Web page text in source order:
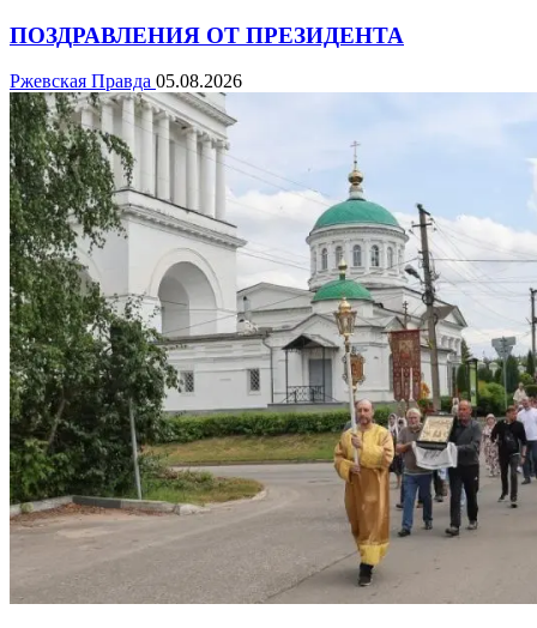
ПОЗДРАВЛЕНИЯ ОТ ПРЕЗИДЕНТА
Ржевская Правда 05.08.2026